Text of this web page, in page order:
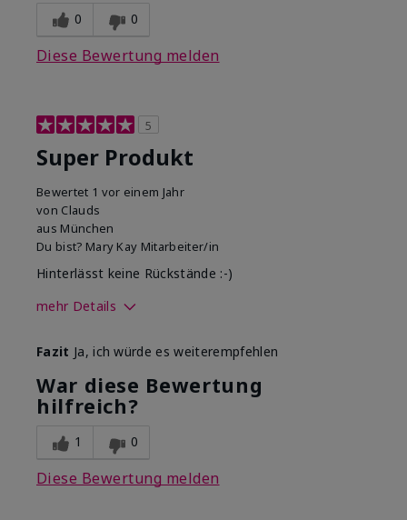
0 0
Diese Bewertung melden
5
Super Produkt
Bewertet 1 vor einem Jahr
von Clauds
aus München
Du bist? Mary Kay Mitarbeiter/in
Hinterlässt keine Rückstände :-)
mehr Details
Anwendungserfahrung mit
dem Produkt insgesamt?
Fazit Ja, ich würde es weiterempfehlen
War diese Bewertung
hilfreich?
1 0
Diese Bewertung melden